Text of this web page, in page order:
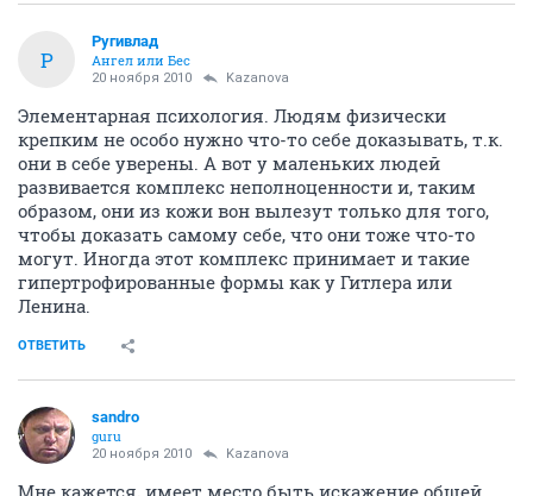
Р
Ругивлад
Ангел или Бес
20 ноября 2010 Kazanova
Элементарная психология. Людям физически
крепким не особо нужно что-то себе доказывать, т.к.
они в себе уверены. А вот у маленьких людей
развивается комплекс неполноценности и, таким
образом, они из кожи вон вылезут только для того,
чтобы доказать самому себе, что они тоже что-то
могут. Иногда этот комплекс принимает и такие
гипертрофированные формы как у Гитлера или
Ленина.
ОТВЕТИТЬ
sandro
guru
20 ноября 2010 Kazanova
Мне кажется, имеет место быть искажение общей